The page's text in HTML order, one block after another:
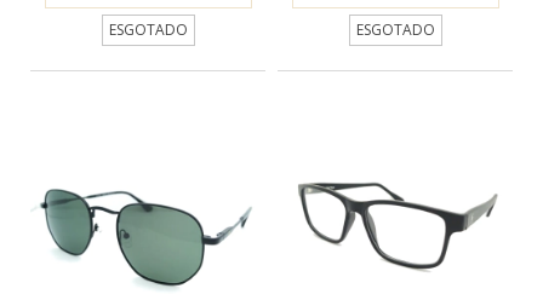
ESGOTADO
ESGOTADO